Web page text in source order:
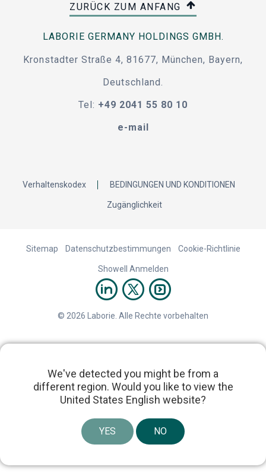
ZURÜCK ZUM ANFANG
LABORIE GERMANY HOLDINGS GMBH.
Kronstadter Straße 4, 81677, München, Bayern,
Deutschland.
Tel: +49 2041 55 80 10
e-mail
Verhaltenskodex BEDINGUNGEN UND KONDITIONEN
Zugänglichkeit
Sitemap Datenschutzbestimmungen Cookie-Richtlinie
Showell Anmelden
© 2026 Laborie. Alle Rechte vorbehalten
We've detected you might be from a
different region. Would you like to view the
United States English website?
YES NO